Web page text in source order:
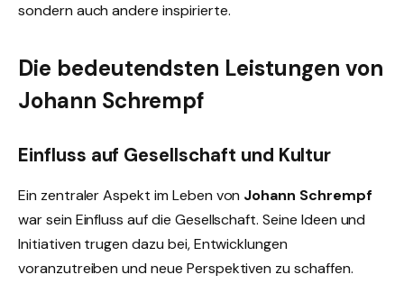
sondern auch andere inspirierte.
Die bedeutendsten Leistungen von
Johann Schrempf
Einfluss auf Gesellschaft und Kultur
Ein zentraler Aspekt im Leben von Johann Schrempf
war sein Einfluss auf die Gesellschaft. Seine Ideen und
Initiativen trugen dazu bei, Entwicklungen
voranzutreiben und neue Perspektiven zu schaffen.